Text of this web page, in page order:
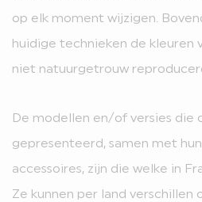
op elk moment wijzigen.
huidige technieken de kleuren
niet natuurgetrouw
De modellen en/of versies die
gepresenteerd, samen met
accessoires, zijn die welke in
Ze kunnen per land verschillen